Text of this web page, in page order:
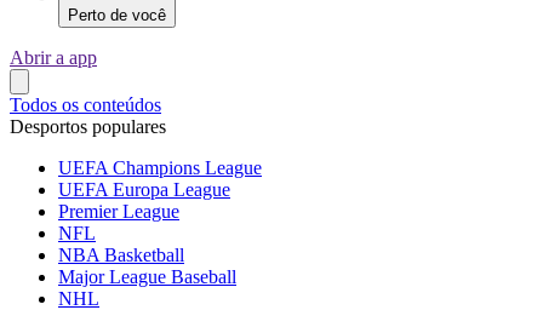
Perto de você
Abrir a app
Todos os conteúdos
Desportos populares
UEFA Champions League
UEFA Europa League
Premier League
NFL
NBA Basketball
Major League Baseball
NHL